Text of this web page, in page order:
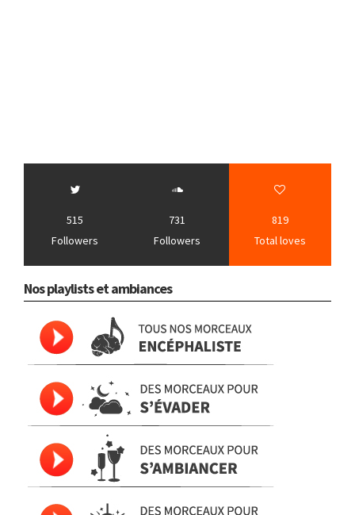
515
Followers
731
Followers
819
Total loves
Nos playlists et ambiances